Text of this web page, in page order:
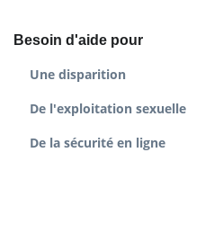
Besoin d'aide pour
Une disparition
De l'exploitation sexuelle
De la sécurité en ligne